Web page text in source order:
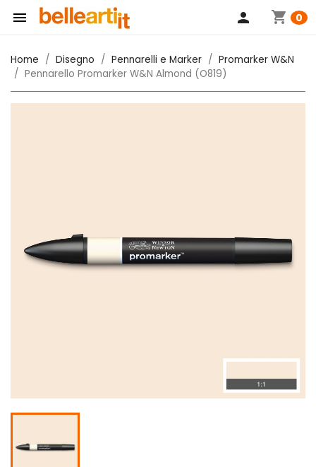
 shopping_cart 0
person
Home Disegno Pennarelli e Marker
Promarker W&N
Pennarello Promarker W&N Almond (O819)